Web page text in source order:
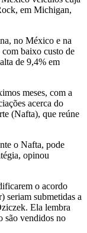
em Michigan,
no México e na
baixo custo de
de 9,4% em
meses, com a
acerca do
(Nafta), que reúne
o Nafta, pode
opinou
o acordo
seriam submetidas a
Ela lembra
são vendidos no